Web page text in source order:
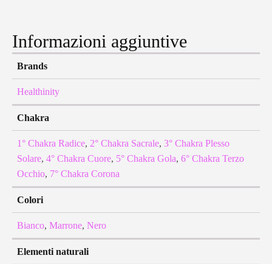
Informazioni aggiuntive
Brands
Healthinity
Chakra
1° Chakra Radice, 2° Chakra Sacrale, 3° Chakra Plesso
Solare, 4° Chakra Cuore, 5° Chakra Gola, 6° Chakra Terzo
Occhio, 7° Chakra Corona
Colori
Bianco, Marrone, Nero
Elementi naturali